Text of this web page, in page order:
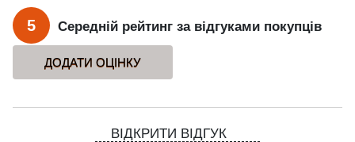
5 Середній рейтинг за відгуками покупців
ВІДКРИТИ ВІДГУК